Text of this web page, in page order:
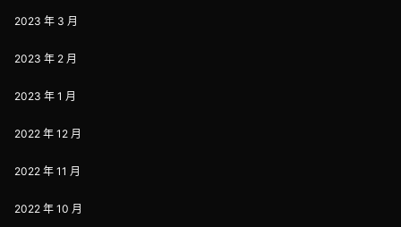
2023 年 3 月
2023 年 2 月
2023 年 1 月
2022 年 12 月
2022 年 11 月
2022 年 10 月